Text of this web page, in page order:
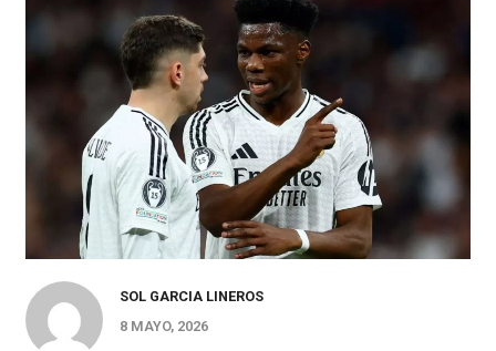
SOL GARCIA LINEROS
8 MAYO, 2026